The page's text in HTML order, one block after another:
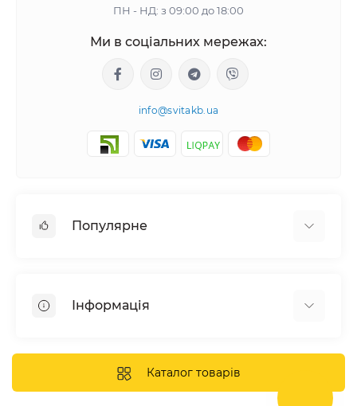
ПН - НД: з 09:00 до 18:00
Ми в соціальних мережах:
info@svitakb.ua
Популярне
Системи зберігання енергії
Інвертори
Інформація
Відгуки про нас
Доставка та оплата
Каталог товарів